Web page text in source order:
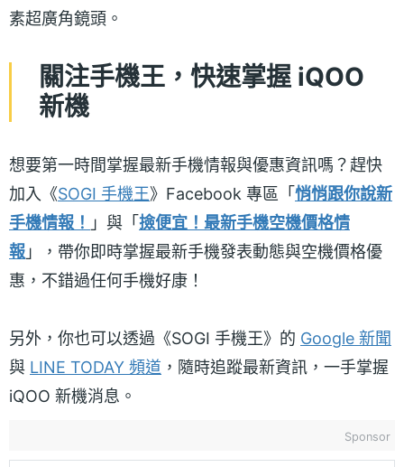
素超廣角鏡頭。
關注手機王，快速掌握 iQOO
新機
想要第一時間掌握最新手機情報與優惠資訊嗎？趕快
加入《SOGI 手機王》Facebook 專區「悄悄跟你說新
手機情報！ 」與「撿便宜！最新手機空機價格情
報 」，帶你即時掌握最新手機發表動態與空機價格優
惠，不錯過任何手機好康！
另外，你也可以透過《SOGI 手機王》的 Google 新聞
與 LINE TODAY 頻道 ，隨時追蹤最新資訊，一手掌握
iQOO 新機消息。
Sponsor